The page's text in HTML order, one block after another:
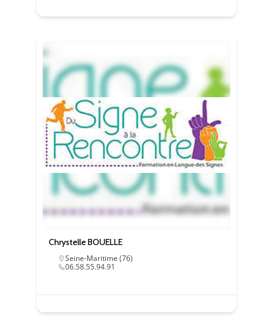
Chrystelle BOUELLE
Seine-Maritime (76)
06.58.55.94.91
plugins